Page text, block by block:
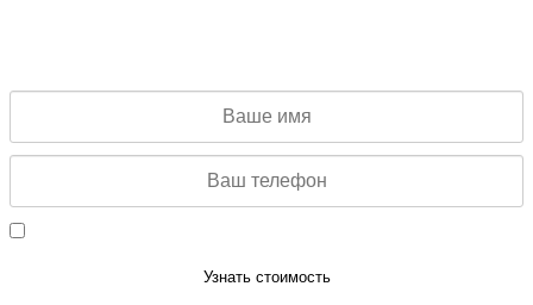
Узнать стоимость